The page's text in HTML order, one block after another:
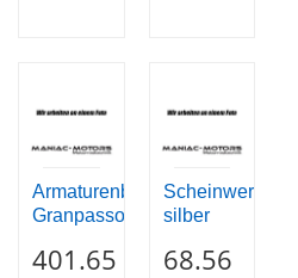
Armaturenbrett
Granpasso
401.65
Scheinwerferring
silber
68.56